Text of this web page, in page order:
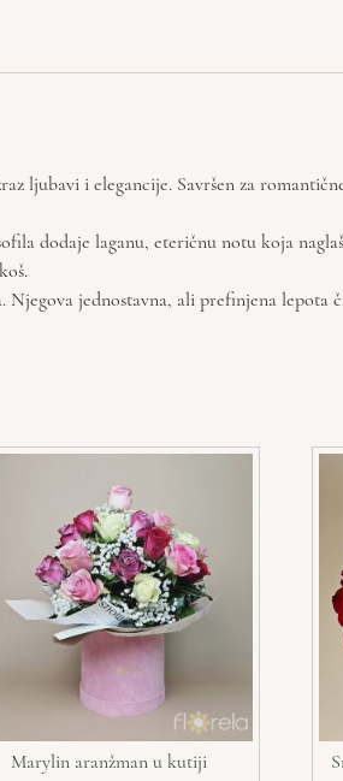
ljubavi i elegancije. Savršen za
dodaje laganu, eteričnu notu koja
jednostavna, ali prefinjena lepota
Marylin aranžman u kutiji